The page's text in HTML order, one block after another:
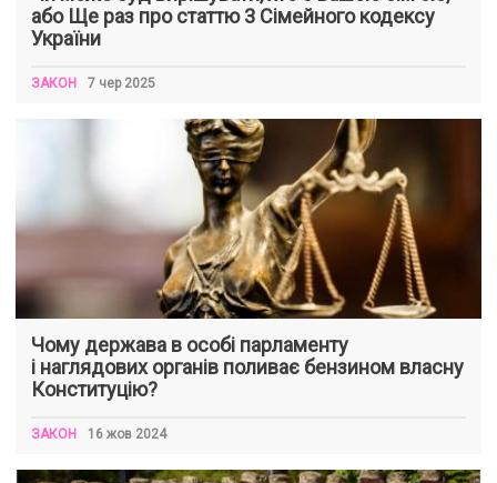
або Ще раз про статтю 3 Сімейного кодексу
України
ЗАКОН 7 чер 2025
Чому держава в особі парламенту
і наглядових органів поливає бензином власну
Конституцію?
ЗАКОН 16 жов 2024